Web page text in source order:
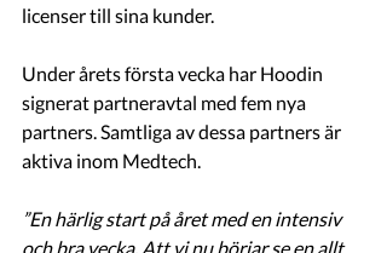
licenser till sina kunder.
Under årets första vecka har Hoodin
signerat partneravtal med fem nya
partners. Samtliga av dessa partners är
aktiva inom Medtech.
”En härlig start på året med en intensiv
och bra vecka. Att vi nu börjar se en allt